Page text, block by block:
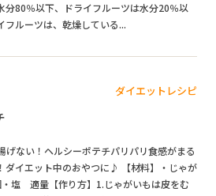
分80％以下、ドライフルーツは水分20％以
フルーツは、乾燥している...
ダイエットレシピ
げない！ヘルシーポテチパリパリ食感がまる
ダイエット中のおやつに♪ 【材料】・じゃが
塩 適量【作り方】1.じゃがいもは皮をむ